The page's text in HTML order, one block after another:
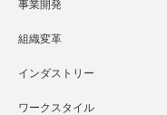
事業開発
組織変革
インダストリー
ワークスタイル